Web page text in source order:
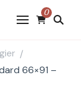
0
/
66×91 –